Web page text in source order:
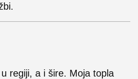
regiji, a i šire. Moja topla